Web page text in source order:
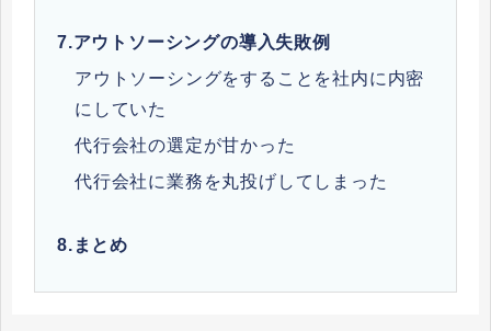
7.アウトソーシングの導入失敗例
アウトソーシングをすることを社内に内密
にしていた
代行会社の選定が甘かった
代行会社に業務を丸投げしてしまった
8. まとめ